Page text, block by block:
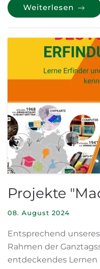
Weiterlesen
Projekte
08. August 2024
Entsprechend
Rahmen der
entdeckendes Lernen